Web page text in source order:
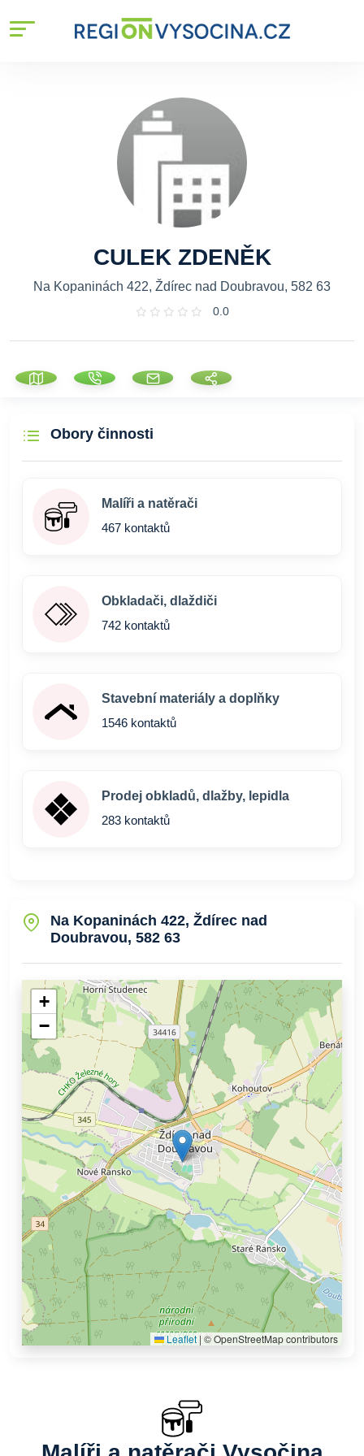
CULEK ZDENĚK
Na Kopaninách 422, Ždírec nad Doubravou, 582 63
0.0
Obory činnosti
Malíři a natěrači
467 kontaktů
Obkladači, dlaždiči
742 kontaktů
Stavební materiály a doplňky
1546 kontaktů
Prodej obkladů, dlažby, lepidla
283 kontaktů
Na Kopaninách 422, Ždírec nad
Doubravou, 582 63
+
−
Leaflet |© OpenStreetMap contributors